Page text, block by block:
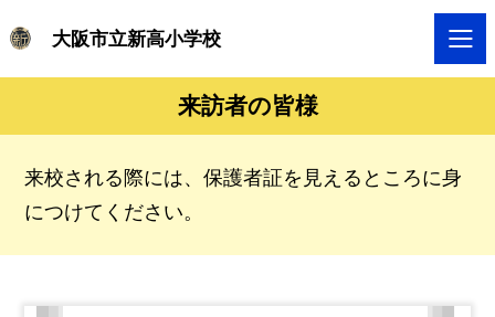
大阪市立新高小学校
来訪者の皆様
来校される際には、保護者証を見えるところに身
につけてください。